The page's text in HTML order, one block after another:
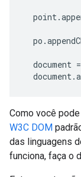
point.
po .
document =
document.
Como você
W3C DOM
das linguagens
funciona, faça o